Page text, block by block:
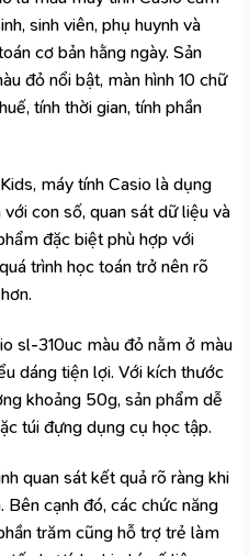
sinh viên, phụ huynh và
cơ bản hằng ngày. Sản
đỏ nổi bật, màn hình 10 chữ
tính thời gian, tính phần
máy tính Casio là dụng
con số, quan sát dữ liệu và
đặc biệt phù hợp với
trình học toán trở nên rõ
sl-310uc màu đỏ nằm ở màu
dáng tiện lợi. Với kích thước
khoảng 50g, sản phẩm dễ
túi đựng dụng cụ học tập.
quan sát kết quả rõ ràng khi
cạnh đó, các chức năng
trăm cũng hỗ trợ trẻ làm